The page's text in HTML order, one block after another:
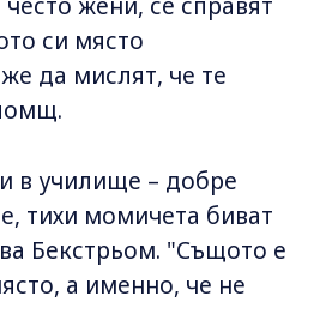
си място
да мислят, че те
в училище – добре
тихи момичета биват
Бекстрьом. "Същото е
а именно, че не